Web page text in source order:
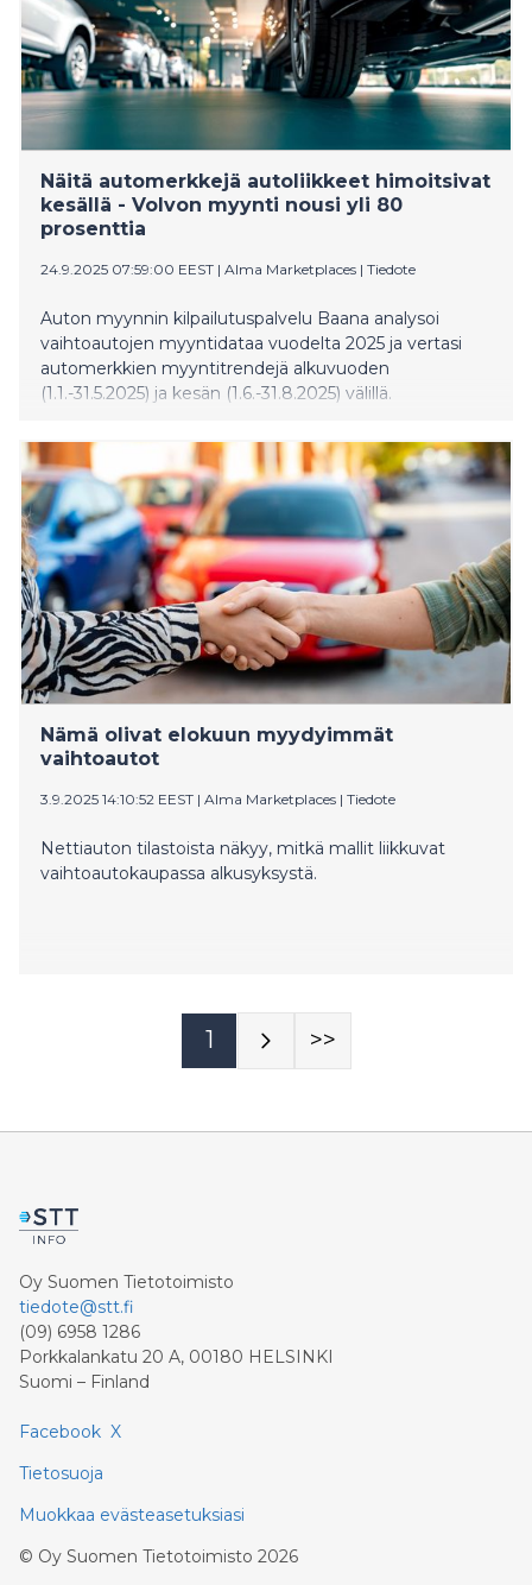
Näitä automerkkejä autoliikkeet himoitsivat
kesällä - Volvon myynti nousi yli 80
prosenttia
24.9.2025 07:59:00 EEST | Alma Marketplaces | Tiedote
Auton myynnin kilpailutuspalvelu Baana analysoi
vaihtoautojen myyntidataa vuodelta 2025 ja vertasi
automerkkien myyntitrendejä alkuvuoden
(1.1.-31.5.2025) ja kesän (1.6.-31.8.2025) välillä.
Nämä olivat elokuun myydyimmät
vaihtoautot
3.9.2025 14:10:52 EEST | Alma Marketplaces | Tiedote
Nettiauton tilastoista näkyy, mitkä mallit liikkuvat
vaihtoautokaupassa alkusyksystä.
1 >>
Oy Suomen Tietotoimisto
tiedote@stt.fi
(09) 6958 1286
Porkkalankatu 20 A, 00180 HELSINKI
Suomi – Finland
Facebook X
Tietosuoja
Muokkaa evästeasetuksiasi
© Oy Suomen Tietotoimisto 2026